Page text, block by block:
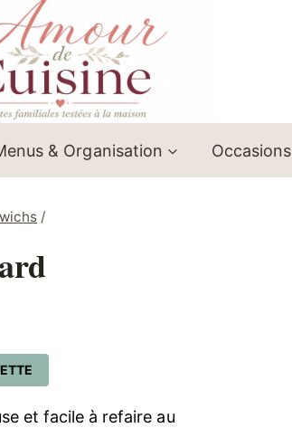
& Organisation Occasions
/
et facile à refaire au